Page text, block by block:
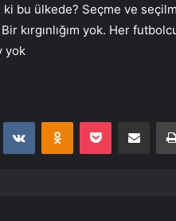
bu ülkede? Seçme ve
kırgınlığım yok. Her
yok
VKontakteOdnoklassniki
Pocket E-Posta ile